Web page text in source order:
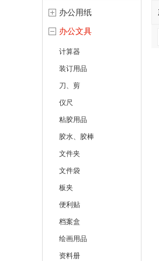
办公用纸
办公文具
计算器
装订用品
刀、剪
仪尺
粘胶用品
胶水、胶棒
文件夹
文件袋
板夹
便利贴
档案盒
绘画用品
资料册